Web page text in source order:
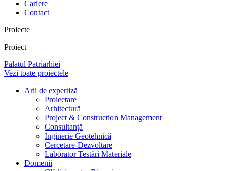
Cariere
Contact
Proiecte
Proiect
Palatul Patriarhiei
Vezi toate proiectele
Arii de expertiză
Proiectare
Arhitectură
Project & Construction Management
Consultanță
Inginerie Geotehnică
Cercetare-Dezvoltare
Laborator Testări Materiale
Domenii